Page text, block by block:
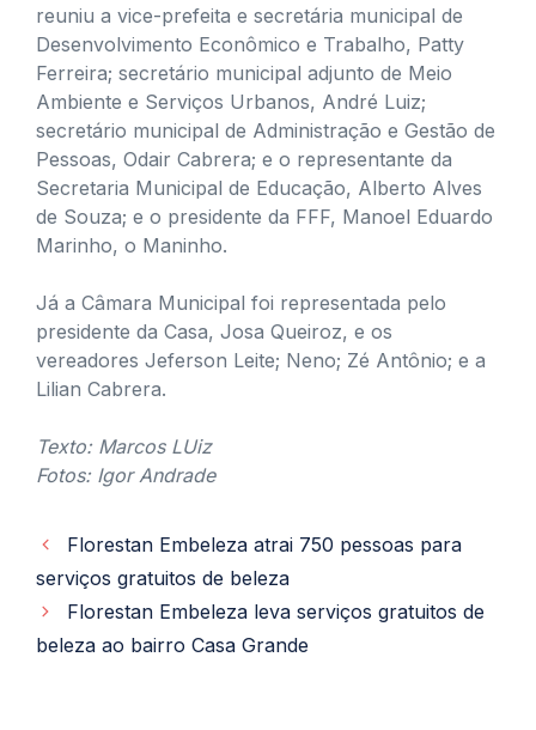
reuniu a vice-prefeita e secretária municipal de
Desenvolvimento Econômico e Trabalho, Patty
Ferreira; secretário municipal adjunto de Meio
Ambiente e Serviços Urbanos, André Luiz;
secretário municipal de Administração e Gestão de
Pessoas, Odair Cabrera; e o representante da
Secretaria Municipal de Educação, Alberto Alves
de Souza; e o presidente da FFF, Manoel Eduardo
Marinho, o Maninho.
Já a Câmara Municipal foi representada pelo
presidente da Casa, Josa Queiroz, e os
vereadores Jeferson Leite; Neno; Zé Antônio; e a
Lilian Cabrera.
Texto: Marcos LUiz
Fotos: Igor Andrade
Florestan Embeleza atrai 750 pessoas para
serviços gratuitos de beleza
Florestan Embeleza leva serviços gratuitos de
beleza ao bairro Casa Grande